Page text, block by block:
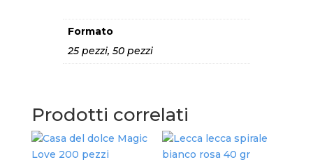
Formato
25 pezzi, 50 pezzi
Prodotti correlati